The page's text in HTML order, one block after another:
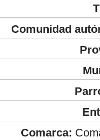
Comunidad
Comarca: